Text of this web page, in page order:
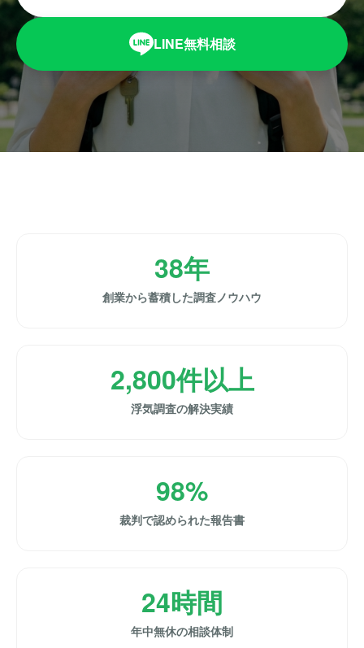
LINE無料相談
38年
創業から蓄積した調査ノウハウ
2,800件以上
浮気調査の解決実績
98%
裁判で認められた報告書
24時間
年中無休の相談体制